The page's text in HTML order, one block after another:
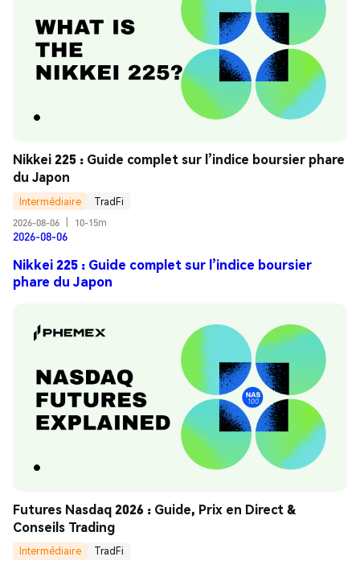
Nikkei 225 : Guide complet sur l’indice boursier phare
du Japon
Intermédiaire
TradFi
2026-08-06
10-15m
2026-08-06
Nikkei 225 : Guide complet sur l’indice boursier
phare du Japon
Futures Nasdaq 2026 : Guide, Prix en Direct &
Conseils Trading
Intermédiaire
TradFi